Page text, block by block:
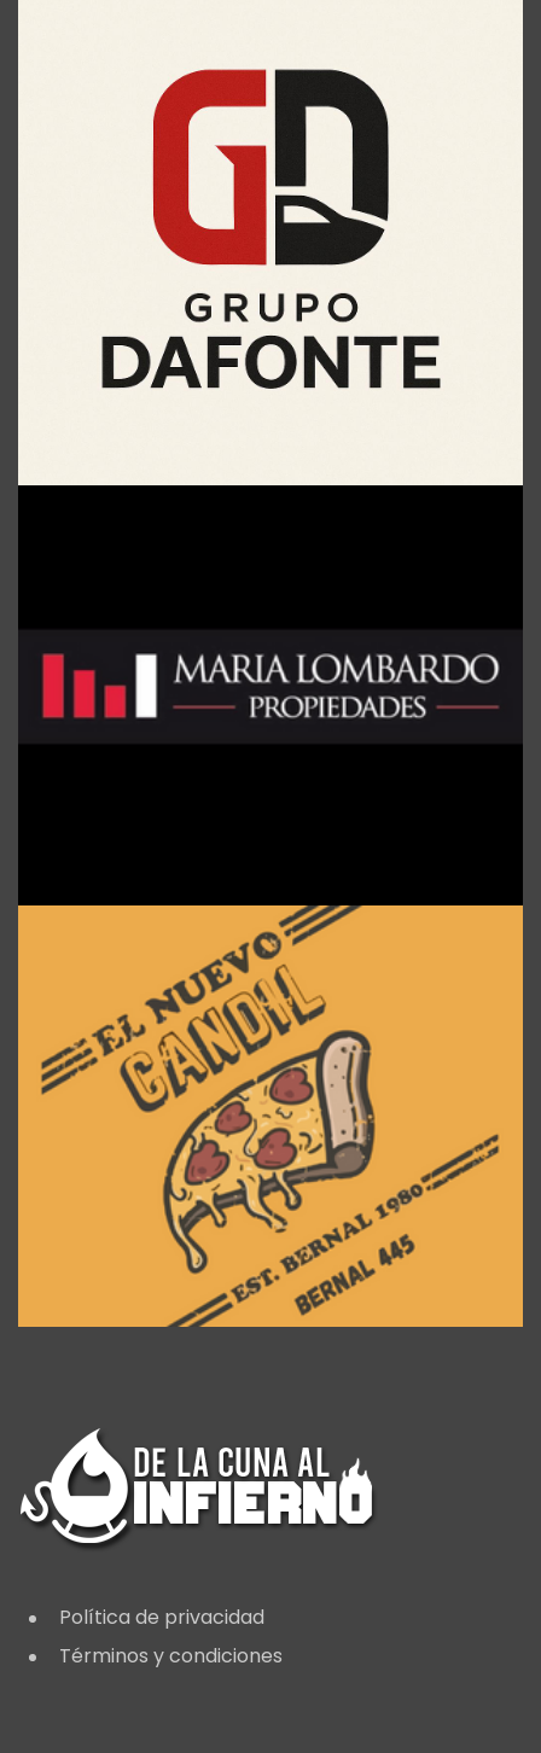
Política de privacidad
Términos y condiciones